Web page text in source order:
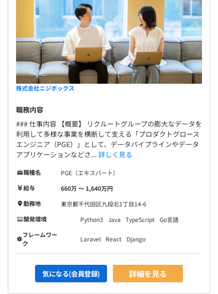
株式会社ニジボックス
職務内容
### 仕事内容 【概要】 リクルートグループの膨大なデータを
利用して多様な事業を横断して支える「プロダクトグロース
エンジニア（PGE）」として、データパイプラインやデータ
アプリケーションなどさ... 詳しく見る
職種名
PGE（エキスパート）
給与
660万 〜 1,640万円
勤務地
東京都千代田区九段北1丁目14-6
開発環境
Python3 Java TypeScript
Go言語
フレームワー
ク
Laravel React Django
気になる(会員登録) 詳細を見る